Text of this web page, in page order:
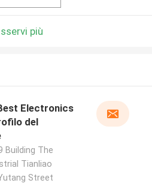
più
Electronics
del
Building The
Tianliao
Street